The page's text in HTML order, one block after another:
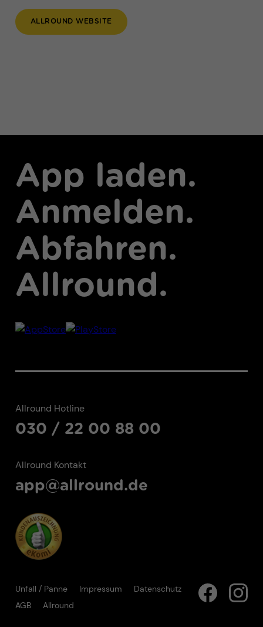
ALLROUND WEBSITE
App laden.
Anmelden.
Abfahren.
Allround.
Allround Hotline
030 / 22 00 88 00
Allround Kontakt
app@allround.de
Unfall / Panne Impressum
Datenschutz
AGB
Allround